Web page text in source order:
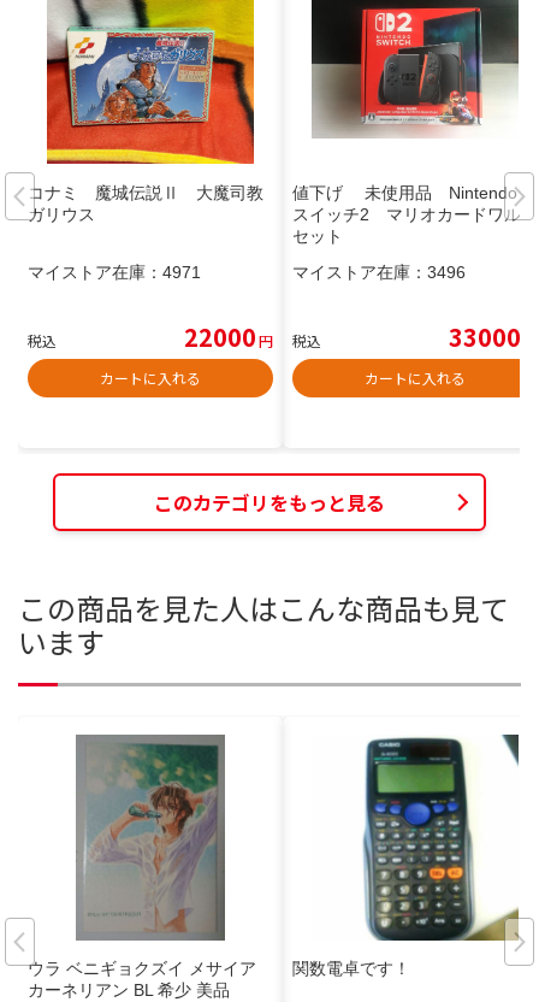
コナミ 魔城伝説Ⅱ 大魔司教
ガリウス
マイストア在庫： 4971
税込 22000円
カートに入れる
値下げ 未使用品 Nintendo
スイッチ2 マリオカードワルド
セット
マイストア在庫： 3496
税込 33000
カートに入れる
このカテゴリをもっと見る
この商品を見た人はこんな商品も見て
います
ウラ ベニギョクズイ メサイア
カーネリアン BL 希少 美品
関数電卓です！